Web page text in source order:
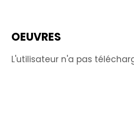
OEUVRES
L'utilisateur n'a pas